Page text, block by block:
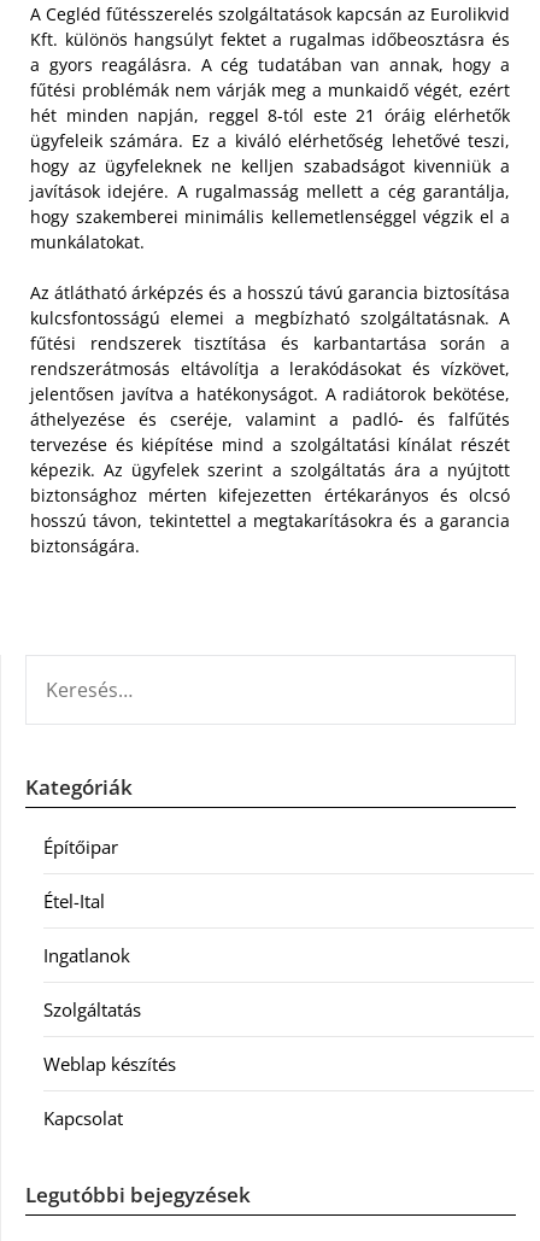
A Cegléd fűtésszerelés szolgáltatások kapcsán az Eurolikvid
Kft. különös hangsúlyt fektet a rugalmas időbeosztásra és
a gyors reagálásra. A cég tudatában van annak, hogy a
fűtési problémák nem várják meg a munkaidő végét, ezért
hét minden napján, reggel 8-tól este 21 óráig elérhetők
ügyfeleik számára. Ez a kiváló elérhetőség lehetővé teszi,
hogy az ügyfeleknek ne kelljen szabadságot kivenniük a
javítások idejére. A rugalmasság mellett a cég garantálja,
hogy szakemberei minimális kellemetlenséggel végzik el a
munkálatokat.
Az átlátható árképzés és a hosszú távú garancia biztosítása
kulcsfontosságú elemei a megbízható szolgáltatásnak. A
fűtési rendszerek tisztítása és karbantartása során a
rendszerátmosás eltávolítja a lerakódásokat és vízkövet,
jelentősen javítva a hatékonyságot. A radiátorok bekötése,
áthelyezése és cseréje, valamint a padló- és falfűtés
tervezése és kiépítése mind a szolgáltatási kínálat részét
képezik. Az ügyfelek szerint a szolgáltatás ára a nyújtott
biztonsághoz mérten kifejezetten értékarányos és olcsó
hosszú távon, tekintettel a megtakarításokra és a garancia
biztonságára.
Kategóriák
Építőipar
Étel-Ital
Ingatlanok
Szolgáltatás
Weblap készítés
Kapcsolat
Legutóbbi bejegyzések